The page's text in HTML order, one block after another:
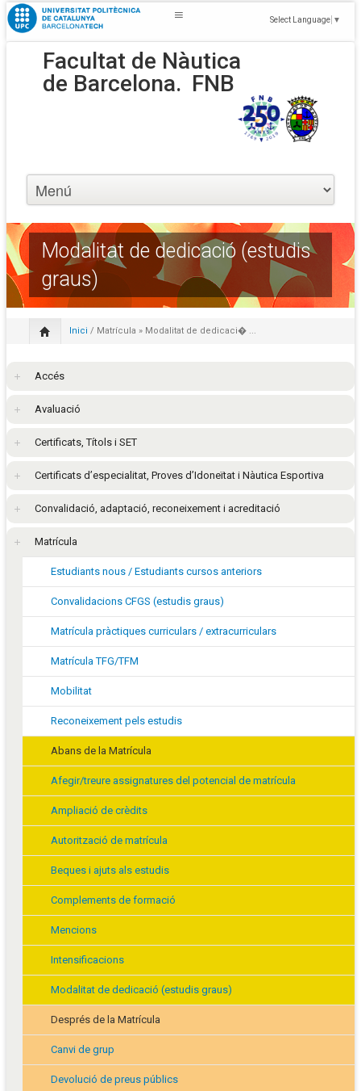
Select Language ▼
Facultat de Nàutica
de Barcelona. FNB
Modalitat de dedicació (estudis
graus)
Inici / Matrícula » Modalitat de dedicaci� ...
Accés
Avaluació
Certificats, Títols i SET
Certificats d’especialitat, Proves d’Idoneïtat i Nàutica Esportiva
Convalidació, adaptació, reconeixement i acreditació
Matrícula
Estudiants nous / Estudiants cursos anteriors
Convalidacions CFGS (estudis graus)
Matrícula pràctiques curriculars / extracurriculars
Matrícula TFG/TFM
Mobilitat
Reconeixement pels estudis
Abans de la Matrícula
Afegir/treure assignatures del potencial de matrícula
Ampliació de crèdits
Autorització de matrícula
Beques i ajuts als estudis
Complements de formació
Mencions
Intensificacions
Modalitat de dedicació (estudis graus)
Després de la Matrícula
Canvi de grup
Devolució de preus públics